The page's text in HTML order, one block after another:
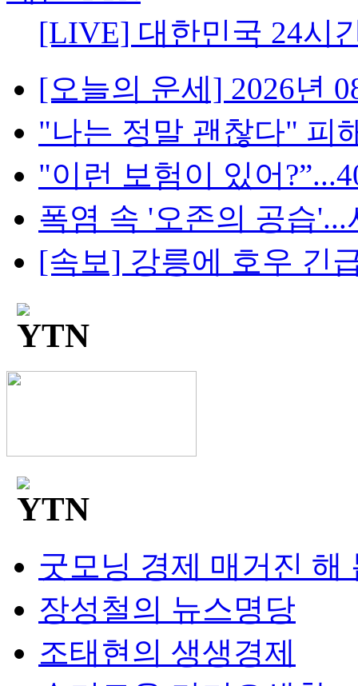
[LIVE] 대한민국 24시
[오늘의 운세] 2026년
"나는 정말 괜찮다" 피
"이런 보험이 있어
폭염 속 '오존의 공습'...
[속보] 강릉에 호우 긴
굿모닝 경제 매거진 해
장성철의 뉴스명당
조태현의 생생경제